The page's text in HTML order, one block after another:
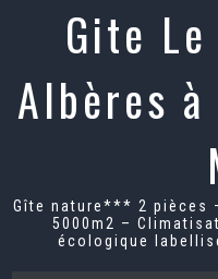
Gite
Albères
Gîte nature*** 2 pièces
5000m2 –
écologique